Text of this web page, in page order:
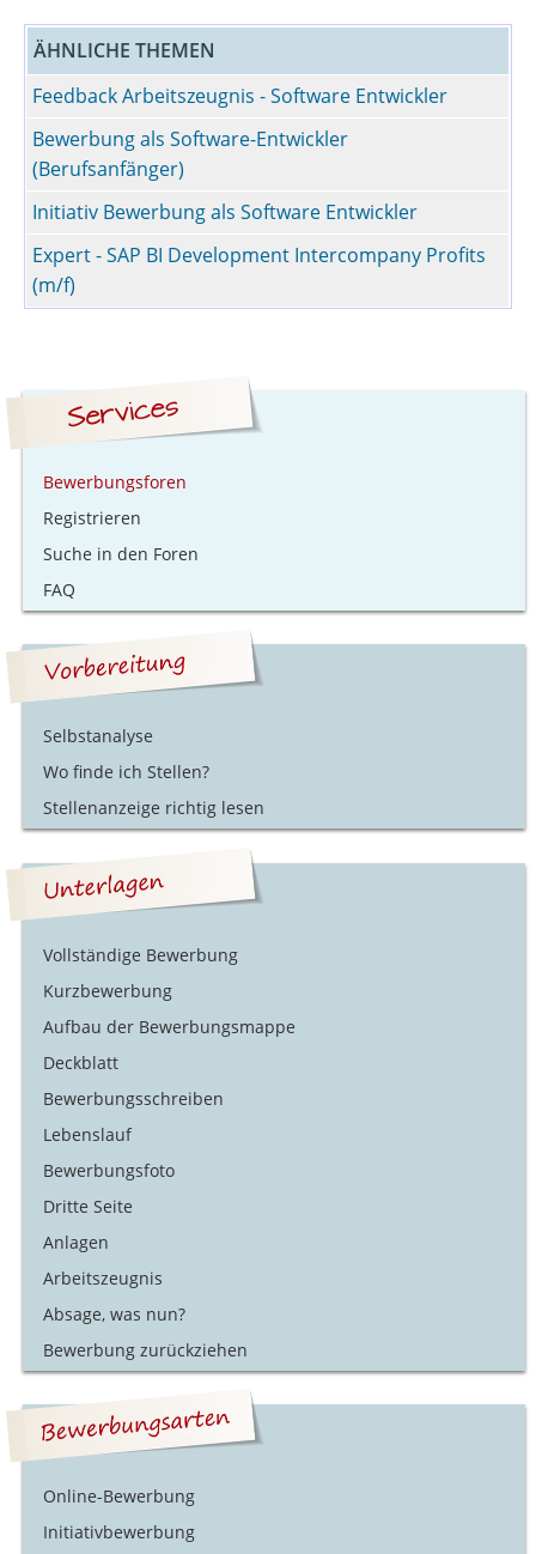
ÄHNLICHE THEMEN
Feedback Arbeitszeugnis - Software Entwickler
Bewerbung als Software-Entwickler
(Berufsanfänger)
Initiativ Bewerbung als Software Entwickler
Expert - SAP BI Development Intercompany Profits
(m/f)
Bewerbungsforen
Registrieren
Suche in den Foren
FAQ
Selbstanalyse
Wo finde ich Stellen?
Stellenanzeige richtig lesen
Vollständige Bewerbung
Kurzbewerbung
Aufbau der Bewerbungsmappe
Deckblatt
Bewerbungsschreiben
Lebenslauf
Bewerbungsfoto
Dritte Seite
Anlagen
Arbeitszeugnis
Absage, was nun?
Bewerbung zurückziehen
Online-Bewerbung
Initiativbewerbung